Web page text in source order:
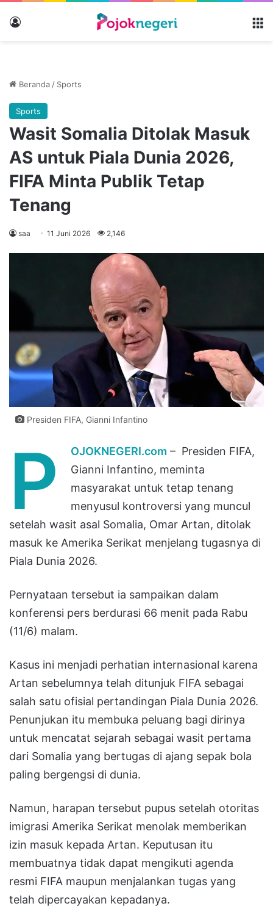
Beranda / Sports
Sports
Wasit Somalia Ditolak Masuk
AS untuk Piala Dunia 2026,
FIFA Minta Publik Tetap
Tenang
saa 11 Juni 2026 2,146
Presiden FIFA, Gianni Infantino
P OJOKNEGERI.com – Presiden FIFA,
Gianni Infantino, meminta
masyarakat untuk tetap tenang
menyusul kontroversi yang muncul
setelah wasit asal Somalia, Omar Artan, ditolak
masuk ke Amerika Serikat menjelang tugasnya di
Piala Dunia 2026.
Pernyataan tersebut ia sampaikan dalam
konferensi pers berdurasi 66 menit pada Rabu
(11/6) malam.
Kasus ini menjadi perhatian internasional karena
Artan sebelumnya telah ditunjuk FIFA sebagai
salah satu ofisial pertandingan Piala Dunia 2026.
Penunjukan itu membuka peluang bagi dirinya
untuk mencatat sejarah sebagai wasit pertama
dari Somalia yang bertugas di ajang sepak bola
paling bergengsi di dunia.
Namun, harapan tersebut pupus setelah otoritas
imigrasi Amerika Serikat menolak memberikan
izin masuk kepada Artan. Keputusan itu
membuatnya tidak dapat mengikuti agenda
resmi FIFA maupun menjalankan tugas yang
telah dipercayakan kepadanya.